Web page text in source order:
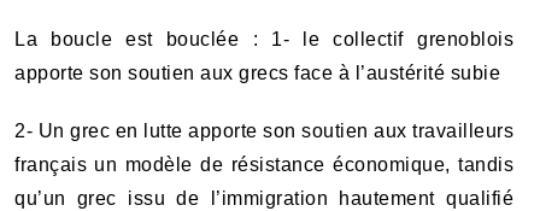
La boucle est bouclée : 1- le collectif grenoblois
apporte son soutien aux grecs face à l’austérité subie
2- Un grec en lutte apporte son soutien aux travailleurs
français un modèle de résistance économique, tandis
qu’un grec issu de l’immigration hautement qualifié